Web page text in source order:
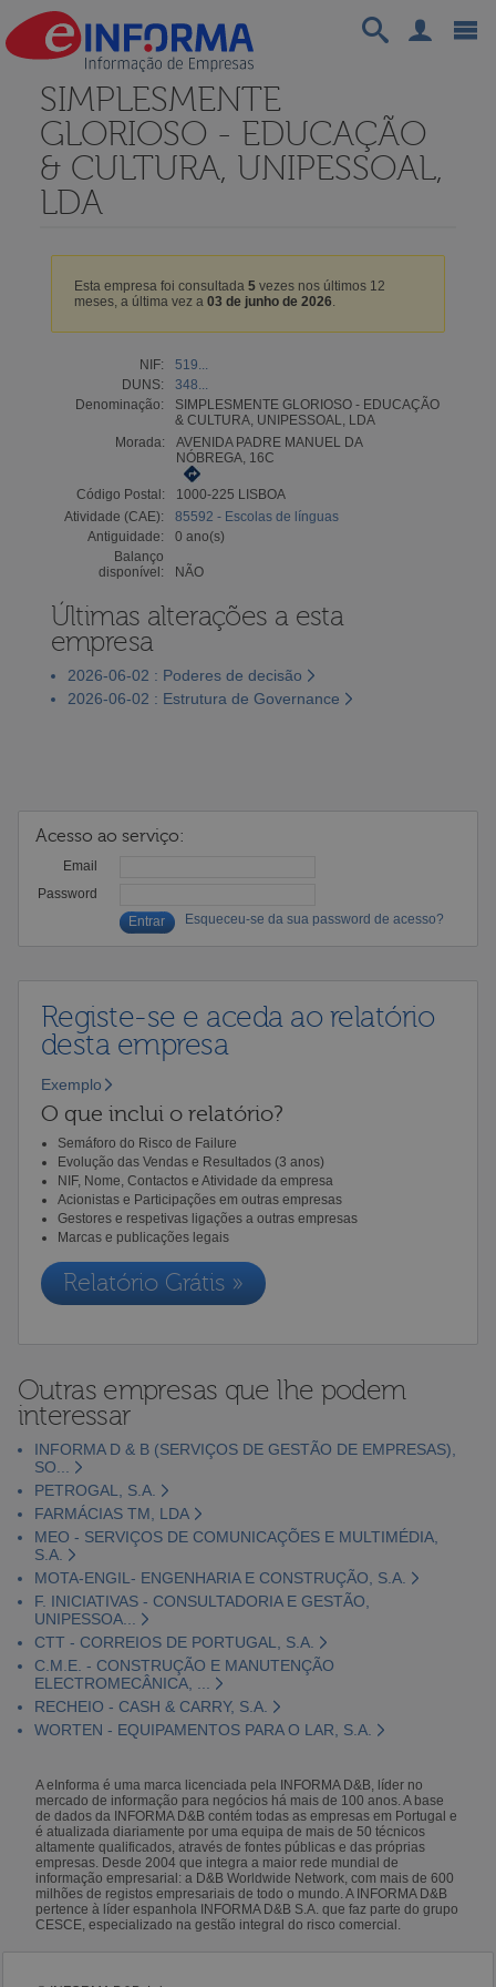
SIMPLESMENTE
GLORIOSO - EDUCAÇÃO
& CULTURA, UNIPESSOAL,
LDA
Esta empresa foi consultada 5vezes nos últimos 12
meses, a última vez a 03 de junho de 2026.
NIF:
519...
DUNS:
348...
Denominação:
SIMPLESMENTE GLORIOSO - EDUCAÇÃO
& CULTURA, UNIPESSOAL, LDA
Morada:
AVENIDA PADRE MANUEL DA
NÓBREGA, 16C
Código Postal:
1000-225 LISBOA
Atividade (CAE):
85592 - Escolas de línguas
Antiguidade:
0 ano(s)
Balanço
disponível:
NÃO
Últimas alterações a esta
empresa
2026-06-02 : Poderes de decisão
2026-06-02 : Estrutura de Governance
Acesso ao serviço:
Email
Password
Esqueceu-se da sua password de acesso?
Registe-se e aceda ao relatório
desta empresa
Exemplo
O que inclui o relatório?
Semáforo do Risco de Failure
Evolução das Vendas e Resultados (3 anos)
NIF, Nome, Contactos e Atividade da empresa
Acionistas e Participações em outras empresas
Gestores e respetivas ligações a outras empresas
Marcas e publicações legais
Relatório Grátis »
Outras empresas que lhe podem
interessar
INFORMA D & B (SERVIÇOS DE GESTÃO DE EMPRESAS),
SO...
PETROGAL, S.A.
FARMÁCIAS TM, LDA
MEO - SERVIÇOS DE COMUNICAÇÕES E MULTIMÉDIA,
S.A.
MOTA-ENGIL- ENGENHARIA E CONSTRUÇÃO, S.A.
F. INICIATIVAS - CONSULTADORIA E GESTÃO,
UNIPESSOA...
CTT - CORREIOS DE PORTUGAL, S.A.
C.M.E. - CONSTRUÇÃO E MANUTENÇÃO
ELECTROMECÂNICA, ...
RECHEIO - CASH & CARRY, S.A.
WORTEN - EQUIPAMENTOS PARA O LAR, S.A.
A eInforma é uma marca licenciada pela INFORMA D&B, líder no
mercado de informação para negócios há mais de 100 anos. A base
de dados da INFORMA D&B contém todas as empresas em Portugal e
é atualizada diariamente por uma equipa de mais de 50 técnicos
altamente qualificados, através de fontes públicas e das próprias
empresas. Desde 2004 que integra a maior rede mundial de
informação empresarial: a D&B Worldwide Network, com mais de 600
milhões de registos empresariais de todo o mundo. A INFORMA D&B
pertence à líder espanhola INFORMA D&B S.A. que faz parte do grupo
CESCE, especializado na gestão integral do risco comercial.